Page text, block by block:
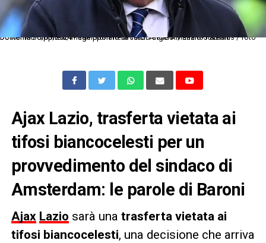
Dc Roma 30/03/2024 - campionato di calcio serie A / Lazio-Juventus / foto Domenico Cippitelli/Image Sport nella foto: Angelo Mariano Fabiani
Ajax Lazio, trasferta vietata ai
tifosi biancocelesti per un
provvedimento del sindaco di
Amsterdam: le parole di Baroni
Ajax Lazio sarà una trasferta vietata ai
tifosi biancocelesti, una decisione che arriva